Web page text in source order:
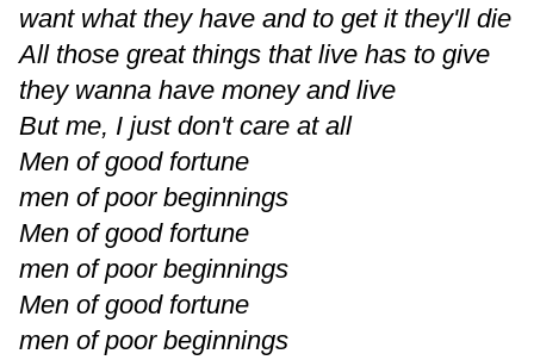
want what they have and to get it they'll die
All those great things that live has to give
they wanna have money and live
But me, I just don't care at all
Men of good fortune
men of poor beginnings
Men of good fortune
men of poor beginnings
Men of good fortune
men of poor beginnings